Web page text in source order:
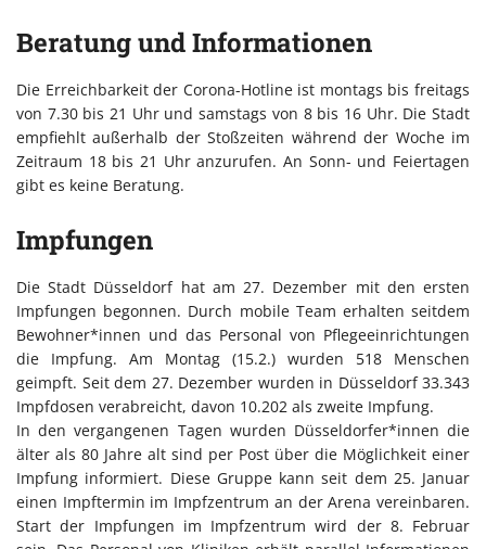
Beratung und Informationen
Die Erreichbarkeit der Corona-Hotline ist montags bis freitags
von 7.30 bis 21 Uhr und samstags von 8 bis 16 Uhr. Die Stadt
empfiehlt außerhalb der Stoßzeiten während der Woche im
Zeitraum 18 bis 21 Uhr anzurufen. An Sonn- und Feiertagen
gibt es keine Beratung.
Impfungen
Die Stadt Düsseldorf hat am 27. Dezember mit den ersten
Impfungen begonnen. Durch mobile Team erhalten seitdem
Bewohner*innen und das Personal von Pflegeeinrichtungen
die Impfung. Am Montag (15.2.) wurden 518 Menschen
geimpft. Seit dem 27. Dezember wurden in Düsseldorf 33.343
Impfdosen verabreicht, davon 10.202 als zweite Impfung.
In den vergangenen Tagen wurden Düsseldorfer*innen die
älter als 80 Jahre alt sind per Post über die Möglichkeit einer
Impfung informiert. Diese Gruppe kann seit dem 25. Januar
einen Impftermin im Impfzentrum an der Arena vereinbaren.
Start der Impfungen im Impfzentrum wird der 8. Februar